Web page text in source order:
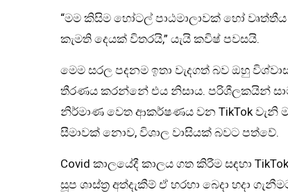
“මම කිසිම හෝටල් පාඨමාලාවක් හෝ වෘත්තීය
කැමති දෙයක් විතරයි,” යැයි කවිෂ් පවසයි.
මෙම සරල පදනම ඉතා වැදගත් බව ඔහු
තීරණය කරන්නේ එය නිසාය. පරිශීලකයින්
නිර්මාණ වෙත ආකර්ෂණය වන TikTok වැනි
සීමාවක් නොව, විශාල වාසියක් බවට පත්වේ.
Covid කාලයේදී කාලය ගත කිරීම සඳහා
සූප ශාස්ත්‍ර අත්දැකීම් ඒ හරහා බෙදා හදා